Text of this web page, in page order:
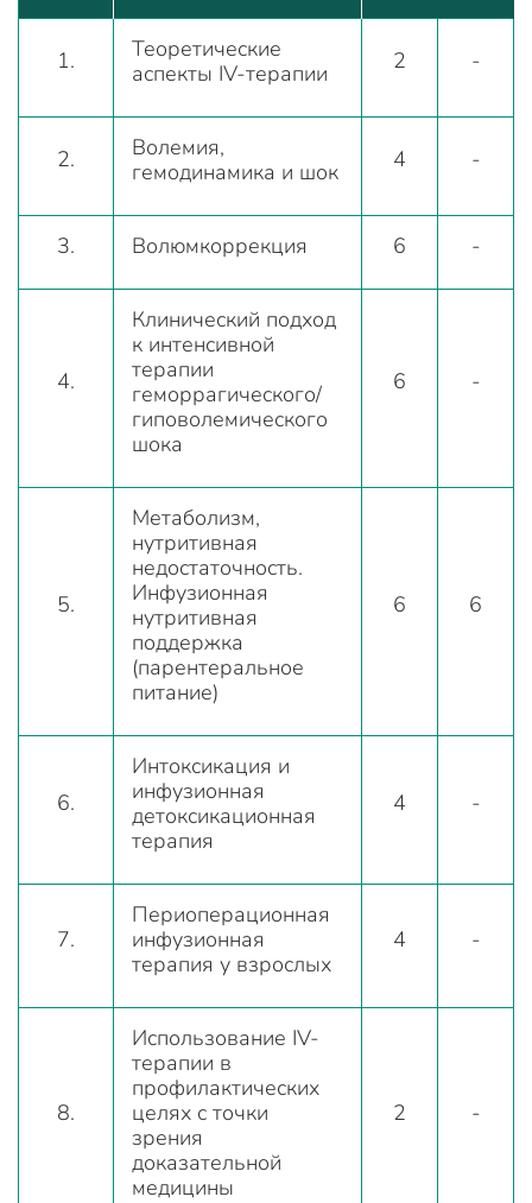
1.
Теоретические
аспекты IV-терапии
2 -
2.
Волемия,
гемодинамика и шок
4 -
3. Волюмкоррекция 6 -
4.
Клинический подход
к интенсивной
терапии
геморрагического/
гиповолемического
шока
6 -
5.
Метаболизм,
нутритивная
недостаточность.
Инфузионная
нутритивная
поддержка
(парентеральное
питание)
6 6
6.
Интоксикация и
инфузионная
детоксикационная
терапия
4 -
7.
Периоперационная
инфузионная
терапия у взрослых
4 -
8.
Использование IV-
терапии в
профилактических
целях с точки
зрения
доказательной
медицины
2 -